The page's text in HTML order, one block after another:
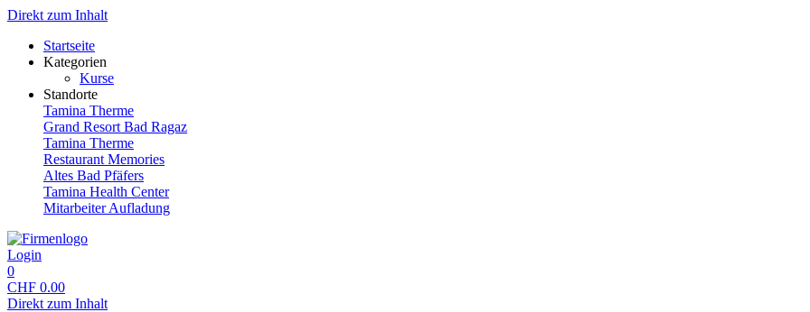
Direkt zum Inhalt
Startseite
Kategorien
Kurse
Standorte
Tamina Therme
Grand Resort Bad Ragaz
Tamina Therme
Restaurant Memories
Altes Bad Pfäfers
Tamina Health Center
Mitarbeiter Aufladung
Login
0
CHF 0.00
Direkt zum Inhalt